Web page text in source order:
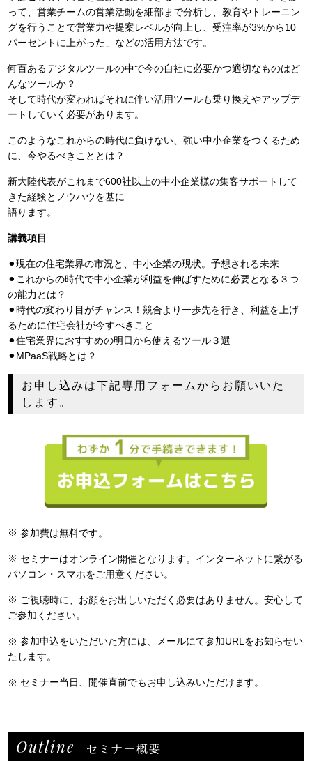
って、営業チームの営業活動を細部まで分析し、教育やトレーニン
グを行うことで営業力や提案レベルが向上し、受注率が3%から10
パーセントに上がった」などの活用方法です。
何百あるデジタルツールの中で今の自社に必要かつ適切なものはど
んなツールか？
そして時代が変わればそれに伴い活用ツールも乗り換えやアップデ
ートしていく必要があります。
このようなこれからの時代に負けない、強い中小企業をつくるため
に、今やるべきこととは？
新大陸代表がこれまで600社以上の中小企業様の集客サポートして
きた経験とノウハウを基に
語ります。
講義項目
⚫︎現在の住宅業界の市況と、中小企業の現状。予想される未来
⚫︎これからの時代で中小企業が利益を伸ばすために必要となる３つ
の能力とは？
⚫︎時代の変わり目がチャンス！競合より一歩先を行き、利益を上げ
るために住宅会社が今すべきこと
⚫︎住宅業界におすすめの明日から使えるツール３選
⚫︎MPaaS戦略とは？
お申し込みは下記専用フォームからお願いいた
します。
※ 参加費は無料です。
※ セミナーはオンライン開催となります。インターネットに繋がる
パソコン・スマホをご用意ください。
※ ご視聴時に、お顔をお出しいただく必要はありません。安心して
ご参加ください。
※ 参加申込をいただいた方には、メールにて参加URLをお知らせい
たします。
※ セミナー当日、開催直前でもお申し込みいただけます。
Outline セミナー概要